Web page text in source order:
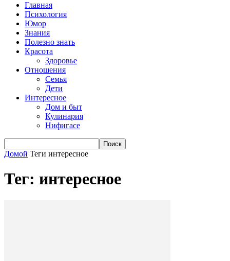
Главная
Психология
Юмор
Знания
Полезно знать
Красота
Здоровье
Отношения
Семья
Дети
Интересное
Дом и быт
Кулинария
Нифигасе
Домой Теги интересное
Тег: интересное